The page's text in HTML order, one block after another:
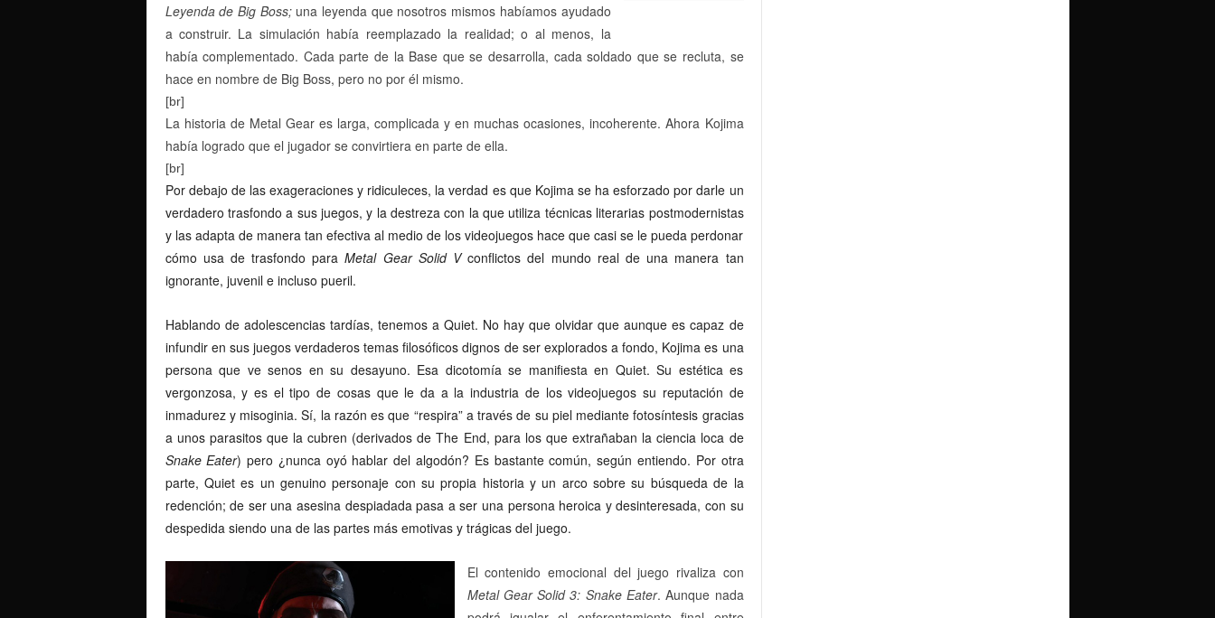
Leyenda de Big Boss;una leyenda que nosotros mismos habíamos ayudado
a construir. La simulación había reemplazado la realidad; o al menos, la
había complementado. Cada parte de la Base que se desarrolla, cada soldado que se recluta, se
hace en nombre de Big Boss, pero no por él mismo.
[br]
La historia de Metal Gear es larga, complicada y en muchas ocasiones, incoherente. Ahora Kojima
había logrado que el jugador se convirtiera en parte de ella.
[br]
Por debajo de las exageraciones y ridiculeces, la verdad es que Kojima se ha esforzado por darle un
verdadero trasfondo a sus juegos, y la destreza con la que utiliza técnicas literarias postmodernistas
y las adapta de manera tan efectiva al medio de los videojuegos hace que casi se le pueda perdonar
cómo usa de trasfondo paraMetal Gear Solid Vconflictos del mundo real de una manera tan
ignorante, juvenil e incluso pueril.
Hablando de adolescencias tardías, tenemos a Quiet. No hay que olvidar que aunque es capaz de
infundir en sus juegos verdaderos temas filosóficos dignos de ser explorados a fondo, Kojima es una
persona que ve senos en su desayuno. Esa dicotomía se manifiesta en Quiet. Su estética es
vergonzosa, y es el tipo de cosas que le da a la industria de los videojuegos su reputación de
inmadurez y misoginia. Sí, la razón es que “respira” a través de su piel mediante fotosíntesis gracias
a unos parasitos que la cubren (derivados de The End, para los que extrañaban la ciencia loca de
Snake Eater) pero ¿nunca oyó hablar del algodón? Es bastante común, según entiendo. Por otra
parte, Quiet es un genuino personaje con su propia historia y un arco sobre su búsqueda de la
redención; de ser una asesina despiadada pasa a ser una persona heroica y desinteresada, con su
despedida siendo una de las partes más emotivas y trágicas del juego.
El contenido emocional del juego rivaliza con
Metal Gear Solid 3: Snake Eater. Aunque nada